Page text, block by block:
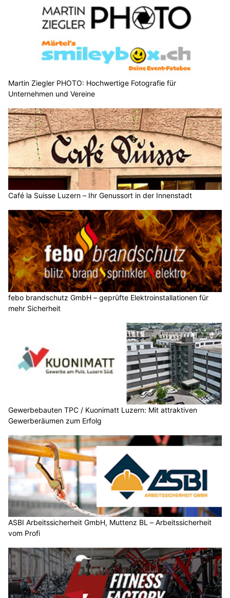
Martin Ziegler PHOTO: Hochwertige Fotografie für
Unternehmen und Vereine
Café la Suisse Luzern – Ihr Genussort in der Innenstadt
febo brandschutz GmbH – geprüfte Elektroinstallationen für
mehr Sicherheit
Gewerbebauten TPC / Kuonimatt Luzern: Mit attraktiven
Gewerberäumen zum Erfolg
ASBI Arbeitssicherheit GmbH, Muttenz BL – Arbeitssicherheit
vom Profi